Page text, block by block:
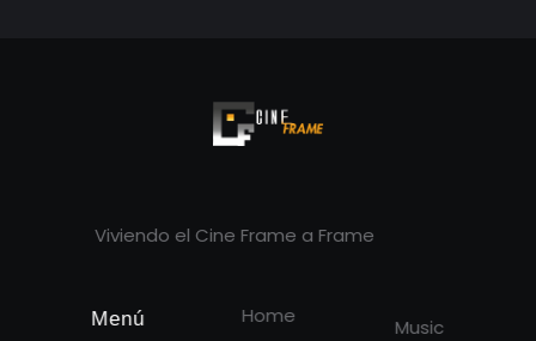
Viviendo el Cine Frame a Frame
Menú
Home
Music